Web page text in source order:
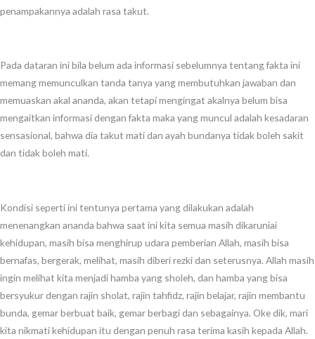
penampakannya adalah rasa takut.
Pada dataran ini bila belum ada informasi sebelumnya tentang fakta ini
memang memunculkan tanda tanya yang membutuhkan jawaban dan
memuaskan akal ananda, akan tetapi mengingat akalnya belum bisa
mengaitkan informasi dengan fakta maka yang muncul adalah kesadaran
sensasional, bahwa dia takut mati dan ayah bundanya tidak boleh sakit
dan tidak boleh mati.
Kondisi seperti ini tentunya pertama yang dilakukan adalah
menenangkan ananda bahwa saat ini kita semua masih dikaruniai
kehidupan, masih bisa menghirup udara pemberian Allah, masih bisa
bernafas, bergerak, melihat, masih diberi rezki dan seterusnya. Allah masih
ingin melihat kita menjadi hamba yang sholeh, dan hamba yang bisa
bersyukur dengan rajin sholat, rajin tahfidz, rajin belajar, rajin membantu
bunda, gemar berbuat baik, gemar berbagi dan sebagainya. Oke dik, mari
kita nikmati kehidupan itu dengan penuh rasa terima kasih kepada Allah.